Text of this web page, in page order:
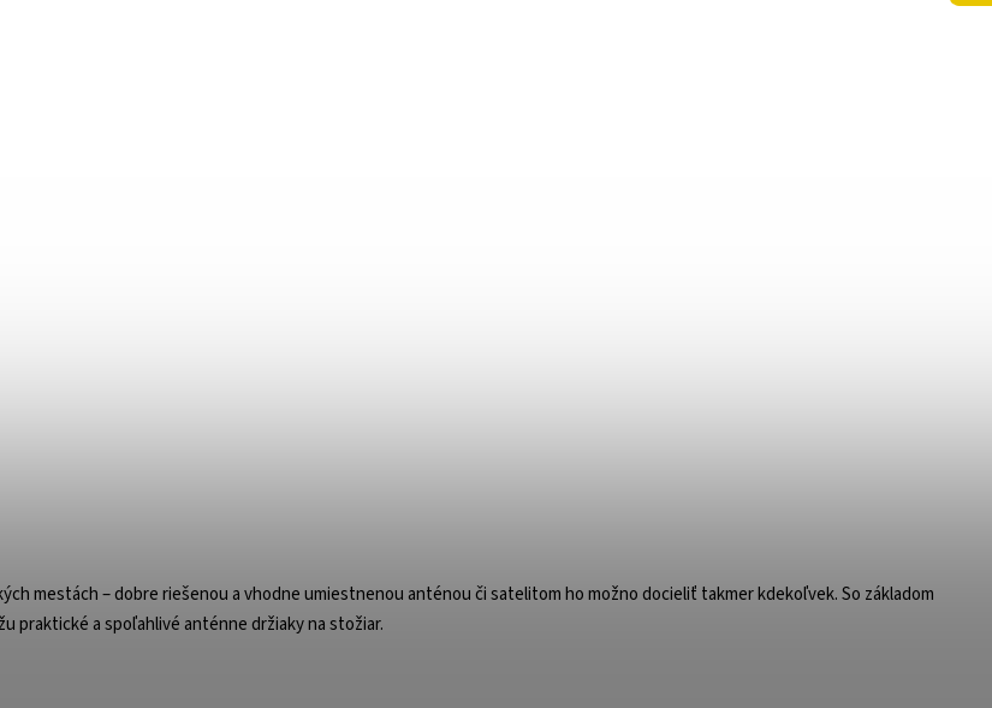
mestách – dobre riešenou a vhodne umiestnenou anténou či satelitom ho možno docieliť takmer kdekoľvek. So základom
praktické a spoľahlivé anténne držiaky na stožiar.